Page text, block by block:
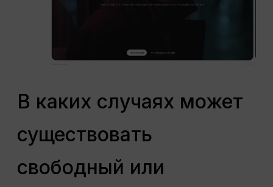
В каких случаях может
существовать
свободный или